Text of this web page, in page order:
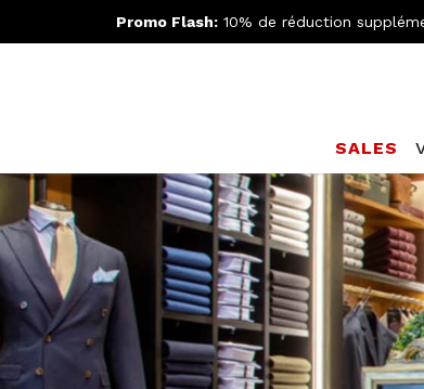
Promo Flash: 10% de réduction
SALES